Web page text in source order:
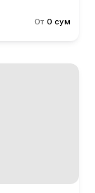
От 0 сум